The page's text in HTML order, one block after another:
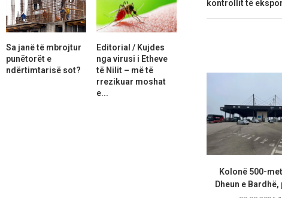
kontrollit të
Kolonë 500-
Dheun e
Sa janë të mbrojtur
punëtorët e
ndërtimtarisë sot?
Editorial / Kujdes
nga virusi i Etheve
të Nilit – më të
rrezikuar moshat
e...